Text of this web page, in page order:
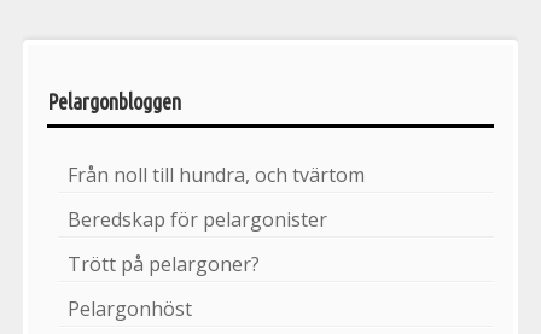
Pelargonbloggen
Från noll till hundra, och tvärtom
Beredskap för pelargonister
Trött på pelargoner?
Pelargonhöst